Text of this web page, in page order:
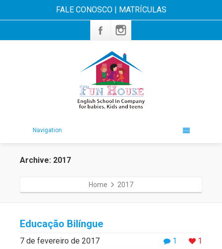
FALE CONOSCO| MATRÍCULAS
Navigation
Archive: 2017
Home 2017
Educação Bilíngue
1 1
7 de fevereiro de 2017